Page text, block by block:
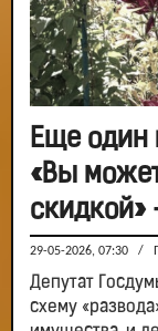
Еще один
«Вы
скидкой»
29-05-2026, 07:30 /
Депутат
схему